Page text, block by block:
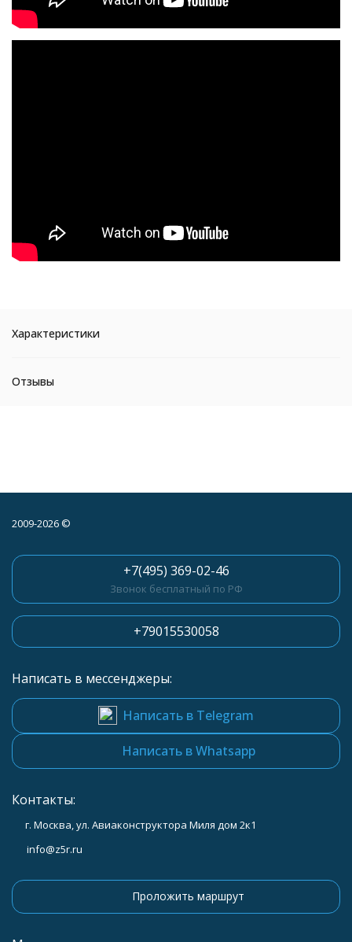
Характеристики
Отзывы
2009-2026 ©
+7(495) 369-02-46
Звонок бесплатный по РФ
+79015530058
Написать в мессенджеры:
Написать в Telegram
Написать в Whatsapp
Контакты:
г. Москва, ул. Авиаконструктора Миля дом 2к1
info@z5r.ru
Проложить маршрут